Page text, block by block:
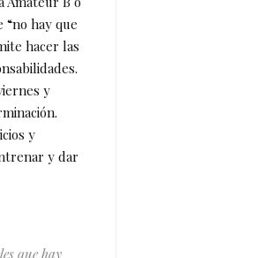
“no hay que
hacer las
y
y
y dar
que hay